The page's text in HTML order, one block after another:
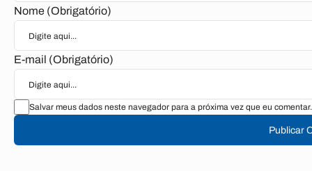
Nome (Obrigatório)
E-mail (Obrigatório)
Salvar meus dados neste navegador para a próxima vez que eu comentar.
Publicar